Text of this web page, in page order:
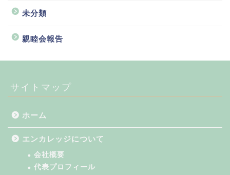
未分類
親睦会報告
サイトマップ
ホーム
エンカレッジについて
会社概要
代表プロフィール